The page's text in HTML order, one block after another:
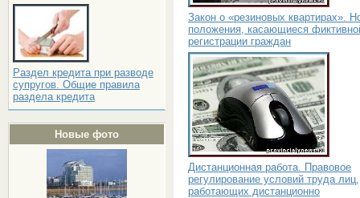
Раздел кредита при разводе
супругов. Общие правила
раздела кредита
Новые фото
Закон о «резиновых квартирах».
положения, касающиеся
регистрации граждан
Дистанционная работа. Правовое
регулирование условий труда лиц,
работающих дистанционно